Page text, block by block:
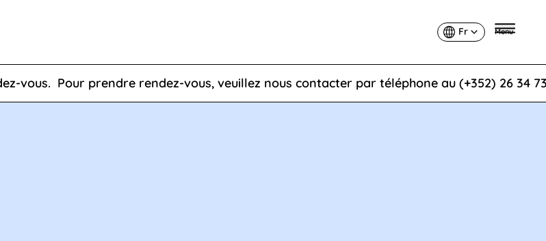
Français
Fr Menu
Pour prendre rendez-vous, veuillez nous contacter par téléphone au (+352) 26 34 73 1